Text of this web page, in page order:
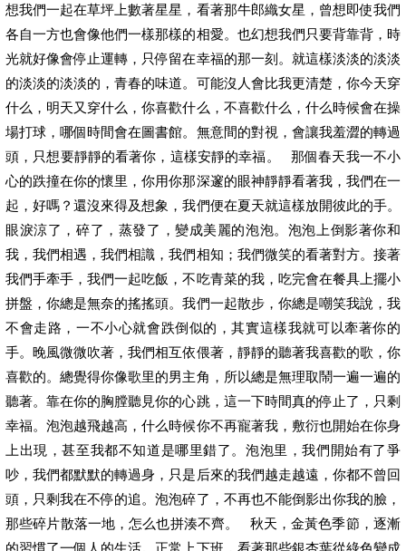
想我們一起在草坪上數著星星，看著那牛郎織女星，曾想即使我們
各自一方也會像他們一樣那樣的相愛。也幻想我們只要背靠背，時
光就好像會停止運轉，只停留在幸福的那一刻。就這樣淡淡的淡淡
的淡淡的淡淡的，青春的味道。可能沒人會比我更清楚，你今天穿
什么，明天又穿什么，你喜歡什么，不喜歡什么，什么時候會在操
場打球，哪個時間會在圖書館。無意間的對視，會讓我羞澀的轉過
頭，只想要靜靜的看著你，這樣安靜的幸福。 那個春天我一不小
心的跌撞在你的懷里，你用你那深邃的眼神靜靜看著我，我們在一
起，好嗎？還沒來得及想象，我們便在夏天就這樣放開彼此的手。
眼淚涼了，碎了，蒸發了，變成美麗的泡泡。泡泡上倒影著你和
我，我們相遇，我們相識，我們相知；我們微笑的看著對方。接著
我們手牽手，我們一起吃飯，不吃青菜的我，吃完會在餐具上擺小
拼盤，你總是無奈的搖搖頭。我們一起散步，你總是嘲笑我說，我
不會走路，一不小心就會跌倒似的，其實這樣我就可以牽著你的
手。晚風微微吹著，我們相互依偎著，靜靜的聽著我喜歡的歌，你
喜歡的。總覺得你像歌里的男主角，所以總是無理取鬧一遍一遍的
聽著。靠在你的胸膛聽見你的心跳，這一下時間真的停止了，只剩
幸福。泡泡越飛越高，什么時候你不再寵著我，敷衍也開始在你身
上出現，甚至我都不知道是哪里錯了。泡泡里，我們開始有了爭
吵，我們都默默的轉過身，只是后來的我們越走越遠，你都不曾回
頭，只剩我在不停的追。泡泡碎了，不再也不能倒影出你我的臉，
那些碎片散落一地，怎么也拼湊不齊。 秋天，金黃色季節，逐漸
的習慣了一個人的生活。正常上下班，看著那些銀杏葉從綠色變成